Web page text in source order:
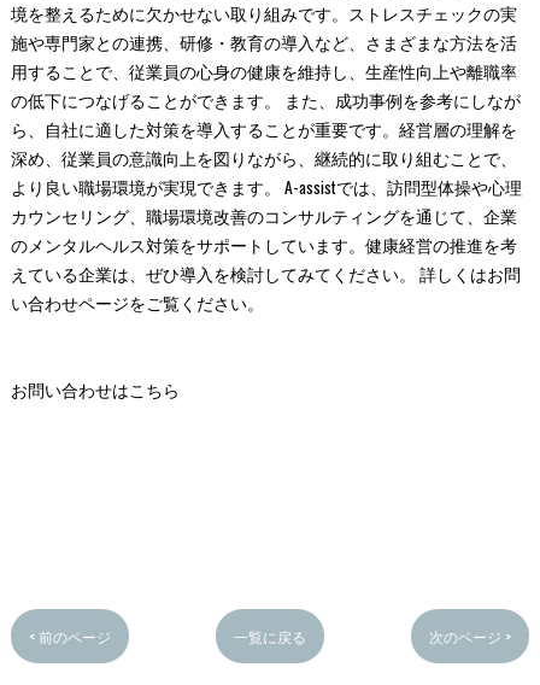
境を整えるために欠かせない取り組みです。ストレスチェックの実
施や専門家との連携、研修・教育の導入など、さまざまな方法を活
用することで、従業員の心身の健康を維持し、生産性向上や離職率
の低下につなげることができます。 また、成功事例を参考にしなが
ら、自社に適した対策を導入することが重要です。経営層の理解を
深め、従業員の意識向上を図りながら、継続的に取り組むことで、
より良い職場環境が実現できます。 A-assistでは、訪問型体操や心理
カウンセリング、職場環境改善のコンサルティングを通じて、企業
のメンタルヘルス対策をサポートしています。健康経営の推進を考
えている企業は、ぜひ導入を検討してみてください。 詳しくはお問
い合わせページをご覧ください。
お問い合わせはこちら
< 前のページ 一覧に戻る 次のページ >